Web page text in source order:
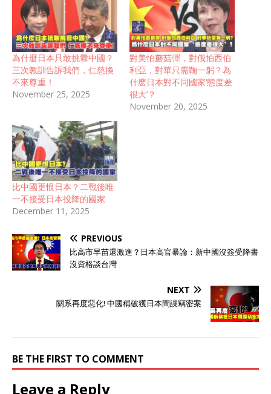
為什麼日本只敢挑釁中國？
三次教訓告訴我們，仁慈換
不來尊重！
November 25, 2025
對美怕蘑菇彈，對俄怕西伯
利亞，對華只需鞠一躬？為
什麽日本對不同國家‘態度差
很大’？
November 20, 2025
比中國更恨日本？二戰後唯
一不接受日本投降的國家
December 11, 2025
PREVIOUS
比高市早苗還激進？日本高官暴論：新中國沒簽受降書
沒資格談台灣
NEXT
關系再度惡化! 中國稱破獲日本間諜竊密案
BE THE FIRST TO COMMENT
Leave a Reply